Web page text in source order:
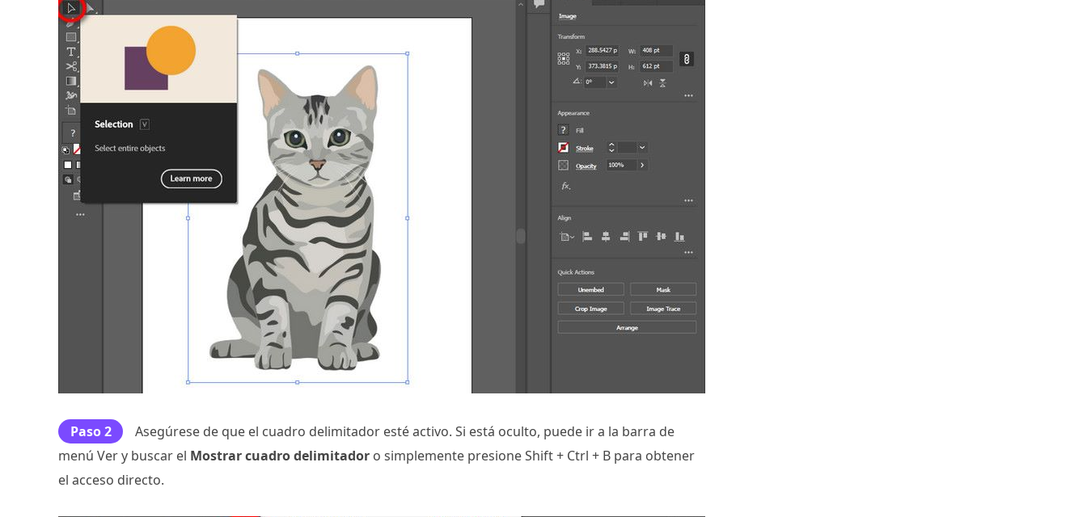
Paso 2
Asegúrese de que el cuadro delimitador esté activo. Si está oculto, puede ir a la barra de
menú Ver y buscar el Mostrar cuadro delimitador o simplemente presione Shift + Ctrl + B para obtener
el acceso directo.